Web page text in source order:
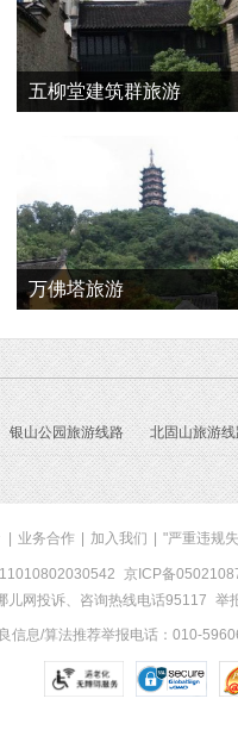
五柳堂建筑群旅游
万佛塔旅游
银山公园旅游线路 北固山旅游
业务合作 加入我们 "严重违规
京ICP备
儿网投诉、咨询热线电话95117 举
信息/算法推荐举报电话：010-